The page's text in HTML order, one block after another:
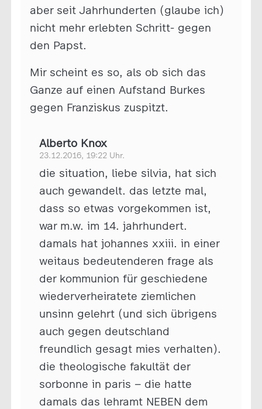
aber seit Jahrhunderten (glaube ich)
nicht mehr erlebten Schritt- gegen
den Papst.
Mir scheint es so, als ob sich das
Ganze auf einen Aufstand Burkes
gegen Franziskus zuspitzt.
Alberto Knox
23.12.2016, 19:22 Uhr.
die situation, liebe silvia, hat sich
auch gewandelt. das letzte mal,
dass so etwas vorgekommen ist,
war m.w. im 14. jahrhundert.
damals hat johannes xxiii. in einer
weitaus bedeutenderen frage als
der kommunion für geschiedene
wiederverheiratete ziemlichen
unsinn gelehrt (und sich übrigens
auch gegen deutschland
freundlich gesagt mies verhalten).
die theologische fakultät der
sorbonne in paris – die hatte
damals das lehramt NEBEN dem